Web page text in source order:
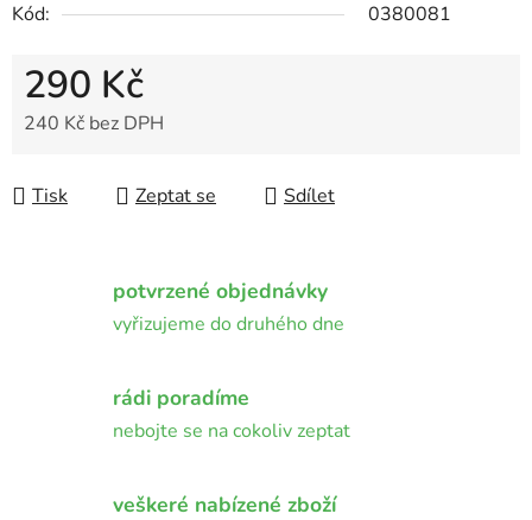
Kód:
0380081
290 Kč
240 Kč bez DPH
Tisk
Zeptat se Sdílet
potvrzené objednávky
vyřizujeme do druhého dne
rádi poradíme
nebojte se na cokoliv zeptat
veškeré nabízené zboží